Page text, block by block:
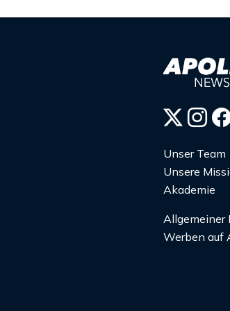
Unser Team
Unsere
Akademie
Allgemeiner
Werben auf